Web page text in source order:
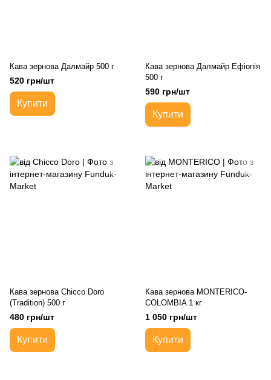
Кава зернова Далмайр 500 г
520 грн/шт
Купити
Кава зернова Далмайр Ефіопія
500 г
590 грн/шт
Купити
Кава зернова Chicco Doro
(Tradition) 500 г
480 грн/шт
Купити
Кава зернова MONTERICO-
COLOMBIA 1 кг
1 050 грн/шт
Купити